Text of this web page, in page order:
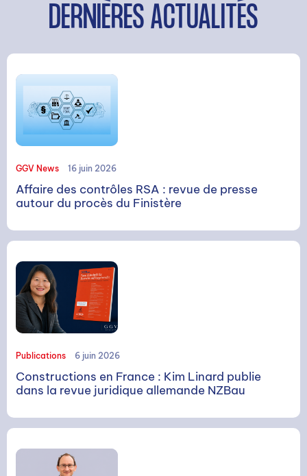
RECHERCHE
DERNIÈRES ACTUALITÉS
GGV News 16 juin 2026
Affaire des contrôles RSA : revue de presse
autour du procès du Finistère
Publications 6 juin 2026
Constructions en France : Kim Linard publie
dans la revue juridique allemande NZBau